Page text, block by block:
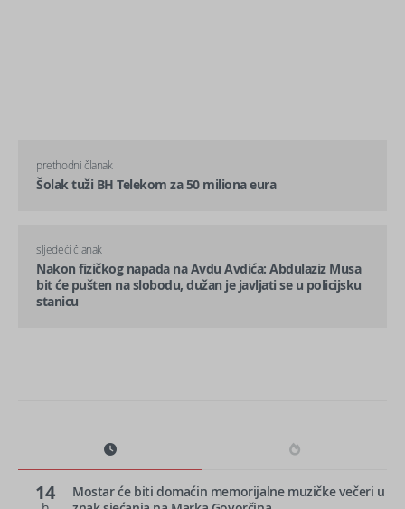
prethodni članak
Šolak tuži BH Telekom za 50 miliona eura
sljedeći članak
Nakon fizičkog napada na Avdu Avdića: Abdulaziz Musa
bit će pušten na slobodu, dužan je javljati se u policijsku
stanicu
14
Mostar će biti domaćin memorijalne muzičke večeri u